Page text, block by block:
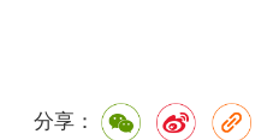
分享：